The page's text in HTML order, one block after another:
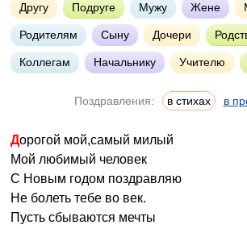
Другу Подруге Мужу Жене
Родителям Сыну Дочери
Коллегам Начальнику Учителю
Поздравления: в стихах в
Дорогой мой,самый милый
Мой любимый человек
С Новым годом поздравляю
Не болеть тебе во век.
Пусть сбываются мечты